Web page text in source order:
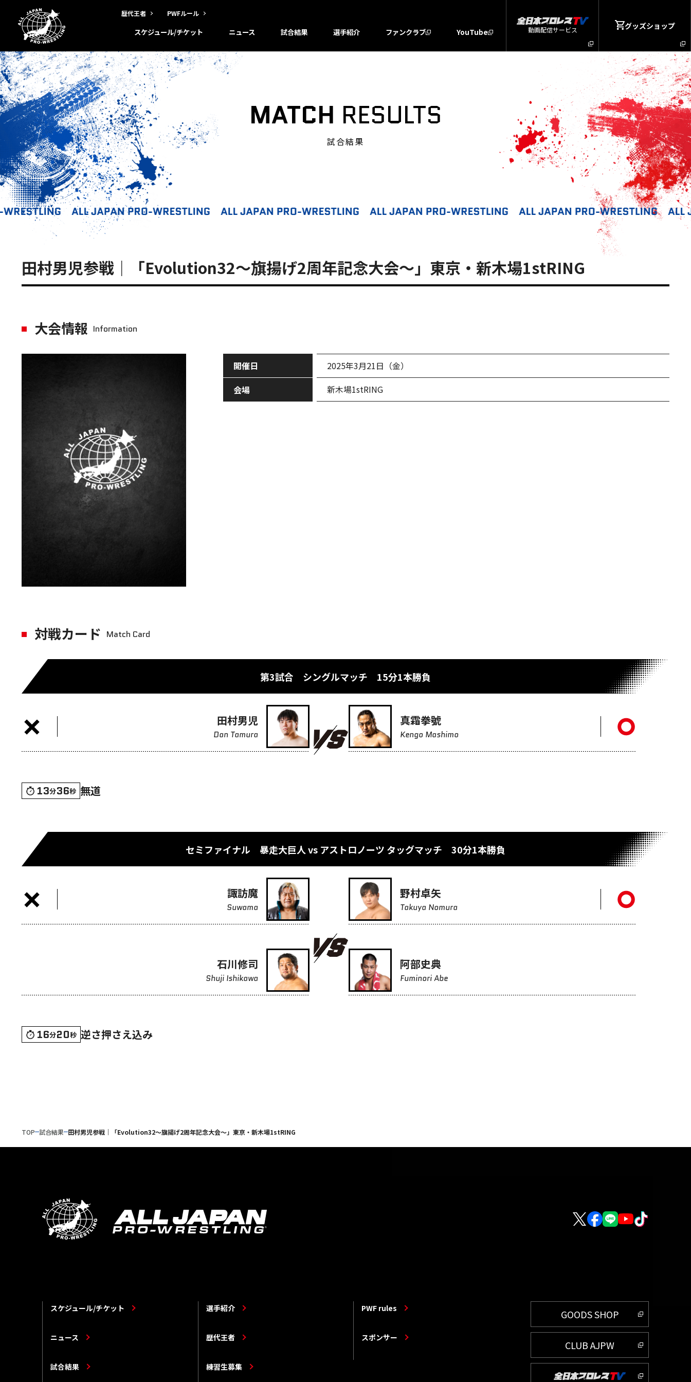
歴代王者 PWFルール
スケジュール/チケット ニュース 試合結果 選手紹介 ファンクラブ YouTube 動画配信サービス グッズショップ
MATCH RESULTS
試合結果
田村男児参戦｜「Evolution32～旗揚げ2周年記念大会～」東京・新木場1stRING
大会情報 Information
開催日
2025年3月21日（金）
会場
新木場1stRING
対戦カード Match Card
第3試合 シングルマッチ 15分1本勝負
田村男児
Dan Tamura
真霜拳號
Kengo Mashimo
13分36秒 無道
セミファイナル 暴走大巨人 vs アストロノーツ タッグマッチ 30分1本勝負
諏訪魔
Suwama
石川修司
Shuji Ishikawa
野村卓矢
Takuya Nomura
阿部史典
Fuminori Abe
16分20秒 逆さ押さえ込み
TOP 試合結果 田村男児参戦｜「Evolution32～旗揚げ2周年記念大会～」東京・新木場1stRING
スケジュール/チケット 選手紹介 PWF rules
ニュース 歴代王者 スポンサー
試合結果 練習生募集
GOODS SHOP
CLUB AJPW